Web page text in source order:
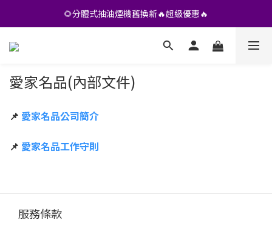
•• 會員專享🎁精選貨品【特價💥再九折】••
🌻分體式抽油煙機舊換新🔥超級優惠🔥
•• 會員專享🎁精選貨品【特價💥再九折】••
愛家名品(內部文件)
📌 愛家名品公司簡介
📌 愛家名品工作守則
服務條款